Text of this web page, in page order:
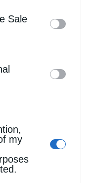
by us to
of
Sale
my
Αρχιεπίσκοπο
Χώρας
μάς έδειξε το
εορτάστηκε στον